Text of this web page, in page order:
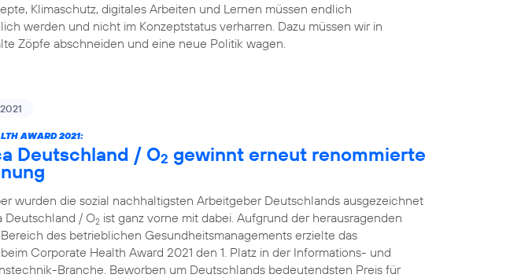
Klimaschutz, digitales Arbeiten und Lernen müssen endlich
werden und nicht im Konzeptstatus verharren. Dazu müssen wir in
Zöpfe abschneiden und eine neue Politik wagen.
AWARD 2021:
Deutschland / O2 gewinnt erneut renommierte
wurden die sozial nachhaltigsten Arbeitgeber Deutschlands ausgezeichnet
Deutschland / O2 ist ganz vorne mit dabei. Aufgrund der herausragenden
des betrieblichen Gesundheitsmanagements erzielte das
Corporate Health Award 2021 den 1. Platz in der Informations- und
Branche. Beworben um Deutschlands bedeutendsten Preis für